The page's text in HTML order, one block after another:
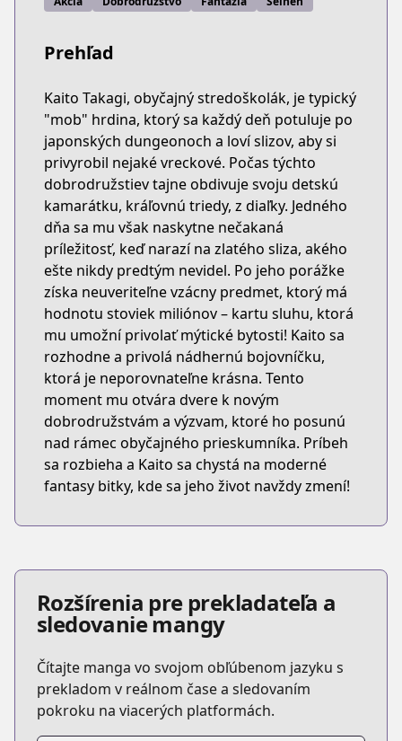
Prehľad
Kaito Takagi, obyčajný stredoškolák, je typický
"mob" hrdina, ktorý sa každý deň potuluje po
japonských dungeonoch a loví slizov, aby si
privyrobil nejaké vreckové. Počas týchto
dobrodružstiev tajne obdivuje svoju detskú
kamarátku, kráľovnú triedy, z diaľky. Jedného
dňa sa mu však naskytne nečakaná
príležitosť, keď narazí na zlatého sliza, akého
ešte nikdy predtým nevidel. Po jeho porážke
získa neuveriteľne vzácny predmet, ktorý má
hodnotu stoviek miliónov – kartu sluhu, ktorá
mu umožní privolať mýtické bytosti! Kaito sa
rozhodne a privolá nádhernú bojovníčku,
ktorá je neporovnateľne krásna. Tento
moment mu otvára dvere k novým
dobrodružstvám a výzvam, ktoré ho posunú
nad rámec obyčajného prieskumníka. Príbeh
sa rozbieha a Kaito sa chystá na moderné
fantasy bitky, kde sa jeho život navždy zmení!
Rozšírenia pre prekladateľa a
sledovanie mangy
Čítajte manga vo svojom obľúbenom jazyku s
prekladom v reálnom čase a sledovaním
pokroku na viacerých platformách.